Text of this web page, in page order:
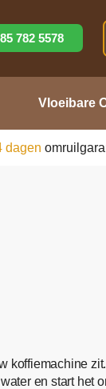
782 5578
Vloeibare
dagen
koffiemachine
en start het